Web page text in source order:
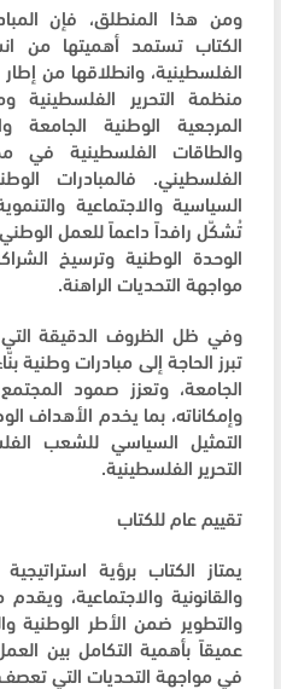
ومن هذا المنطلق، فإن
الكتاب تستمد أهميتها من
الفلسطينية، وانطلاقها من
منظمة التحرير الفلسطينية
المرجعية الوطنية الجامعة
والطاقات الفلسطينية في
الفلسطيني. فالمبادرات
السياسية والاجتماعية
تُشكّل رافداً داعماً للعمل
الوحدة الوطنية وترسيخ
مواجهة التحديات الراهنة.
وفي ظل الظروف الدقيقة التي
تبرز الحاجة إلى مبادرات وطنية
الجامعة، وتعزز صمود
وإمكاناته، بما يخدم الأهداف
التمثيل السياسي للشعب
التحرير الفلسطينية.
تقييم عام للكتاب
يمتاز الكتاب برؤية
والقانونية والاجتماعية،
والتطوير ضمن الأطر الوطنية
عميقاً بأهمية التكامل بين
في مواجهة التحديات التي تعصف